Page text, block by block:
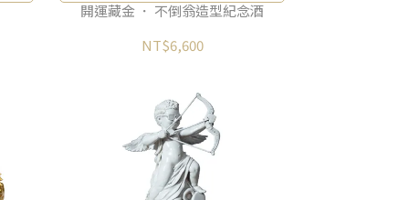
開運藏金 ． 不倒翁造型紀念酒
NT$6,600